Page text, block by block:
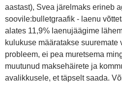
aastast), Svea järelmaks erineb
soovile:bulletgraafik - laenu
alates 11,9% laenujäägime
kulukuse määratakse suuremate
probleem, ei pea muretsema
muutunud maksehäirete ja
avalikkusele, et täpselt saada.